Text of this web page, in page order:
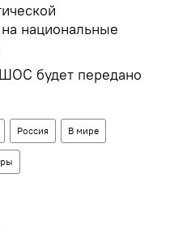
национальные
будет передано
Россия В мире